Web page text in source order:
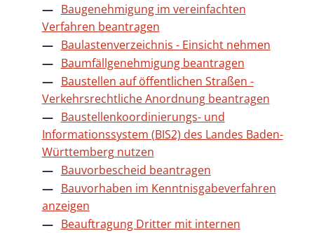
Baugenehmigung im vereinfachten
Verfahren beantragen
Baulastenverzeichnis - Einsicht nehmen
Baumfällgenehmigung beantragen
Baustellen auf öffentlichen Straßen -
Verkehrsrechtliche Anordnung beantragen
Baustellenkoordinierungs- und
Informationssystem (BIS2) des Landes Baden-
Württemberg nutzen
Bauvorbescheid beantragen
Bauvorhaben im Kenntnisgabeverfahren
anzeigen
Beauftragung Dritter mit internen